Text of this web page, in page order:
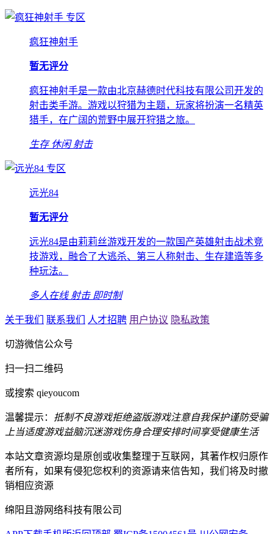
专区
疯狂神射手
暂无评分
疯狂神射手是一款由北京赫德时代科技有限公司开发的
射击类手游。游戏以狩猎为主题，玩家将扮演一名精英
猎手，在广阔的荒野中展开狩猎之旅。
生存 休闲 射击
专区
远光84
暂无评分
远光84是由莉莉丝游戏开发的一款国产英雄射击战术竞
技游戏，融合了大逃杀、第三人称射击、生存建造等多
种玩法。
多人在线 射击 即时制
关于我们 联系我们 人才招聘 用户协议 隐私政策
切游微信公众号
扫一扫二维码
或搜索 qieyoucom
温馨提示： 抵制不良游戏拒绝盗版游戏注意自我保护谨防受骗
上当适度游戏益脑沉迷游戏伤身合理安排时间享受健康生活
本站文章资源均是原创或收集整理于互联网，其著作权归原作
者所有，如果有侵犯您权利的资源请来信告知，我们将及时撤
销相应资源
绵阳且游网络科技有限公司